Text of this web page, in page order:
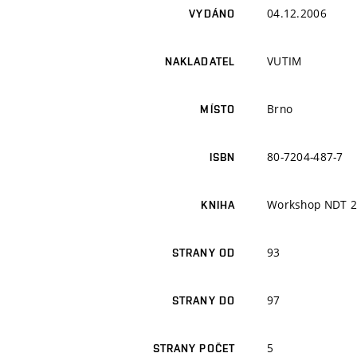
VYDÁNO 04.12.2006
NAKLADATEL VUTIM
MÍSTO Brno
ISBN 80-7204-487-7
KNIHA Workshop NDT
STRANY OD 93
STRANY DO 97
STRANY POČET 5